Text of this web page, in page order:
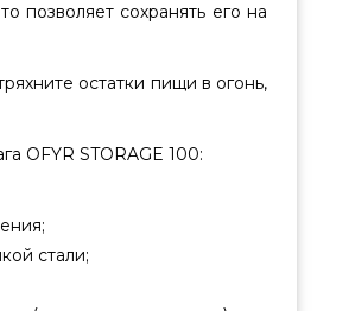
позволяет сохранять его на
остатки пищи в огонь,
OFYR STORAGE 100:
стали;